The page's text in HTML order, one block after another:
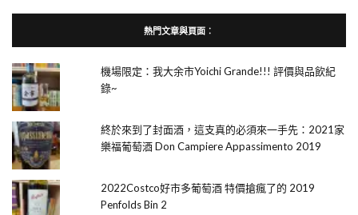
熱門文章與頁面︰
機場限定：我大余市Yoichi Grande!!! 評價與品飲紀
錄~
終於來到了封面酒，這支真的必須來一手先：2021家
樂福葡萄酒 Don Campiere Appassimento 2019
2022Costco好市多葡萄酒 特價搶瘋了的 2019
Penfolds Bin 2